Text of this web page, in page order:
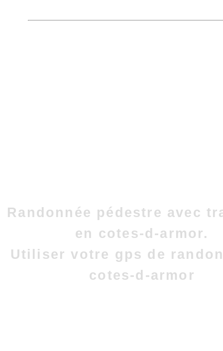
Randonnée pédestre avec
en cotes-d-armor.
Utiliser votre gps de
cotes-d-armor